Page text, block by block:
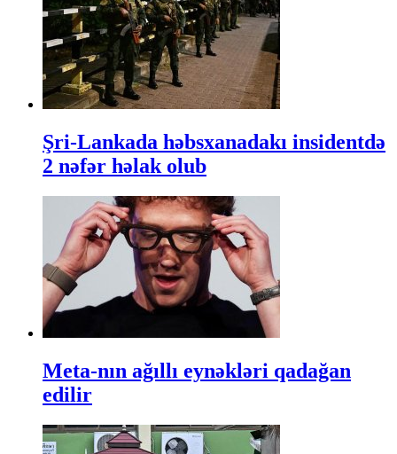
Şri-Lankada həbsxanadakı insidentdə
2 nəfər həlak olub
Meta-nın ağıllı eynəkləri qadağan
edilir